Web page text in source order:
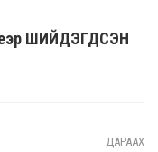
ШИЙДЭГДСЭН
ДАРААХ